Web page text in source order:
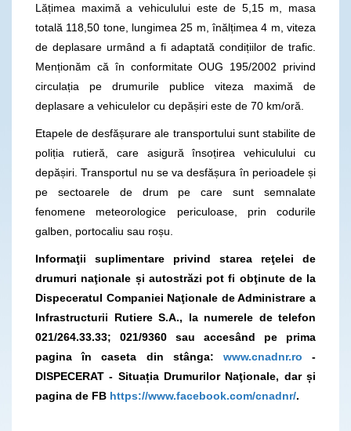
Lățimea maximă a vehiculului este de 5,15 m, masa
totală 118,50 tone, lungimea 25 m, înălțimea 4 m, viteza
de deplasare urmând a fi adaptată condițiilor de trafic.
Menționăm că în conformitate OUG 195/2002 privind
circulația pe drumurile publice viteza maximă de
deplasare a vehiculelor cu depășiri este de 70 km/oră.
Etapele de desfășurare ale transportului sunt stabilite de
poliția rutieră, care asigură însoțirea vehiculului cu
depășiri. Transportul nu se va desfășura în perioadele și
pe sectoarele de drum pe care sunt semnalate
fenomene meteorologice periculoase, prin codurile
galben, portocaliu sau roșu.
Informaţii suplimentare privind starea reţelei de
drumuri naţionale și autostrăzi pot fi obţinute de la
Dispeceratul Companiei Naţionale de Administrare a
Infrastructurii Rutiere S.A., la numerele de telefon
021/264.33.33; 021/9360 sau accesând pe prima
pagina în caseta din stânga: www.cnadnr.ro -
DISPECERAT - Situația Drumurilor Naţionale, dar și
pagina de FB https://www.facebook.com/cnadnr/.